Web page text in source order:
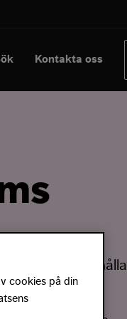
Kontakta oss
och då erhålla
cookies på din